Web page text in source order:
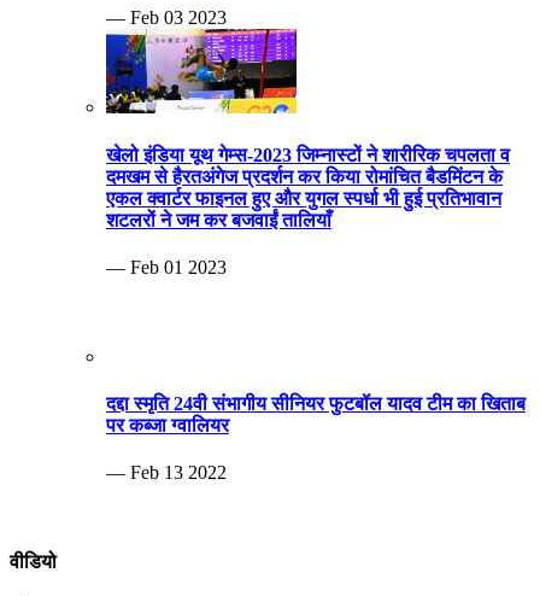
Rajesh Jaiswal
9425401405
MP Info News
Invalid RSS feed URL.
से भी बटोरा माल
—02/10/2022